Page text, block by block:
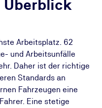
Überblick
Arbeitsplatz. 62
und Arbeitsunfälle
Daher ist der richtige
Standards an
Fahrzeugen eine
Eine stetige